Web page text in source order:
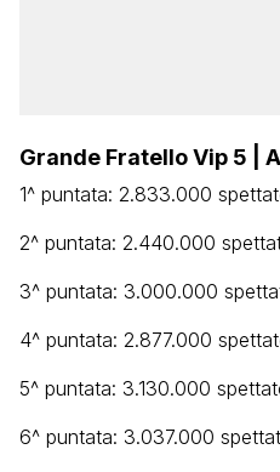
Grande Fratello Vip 5 |
1^ puntata: 2.833.000
2^ puntata: 2.440.000
3^ puntata: 3.000.000
4^ puntata: 2.877.000
5^ puntata: 3.130.000
6^ puntata: 3.037.000